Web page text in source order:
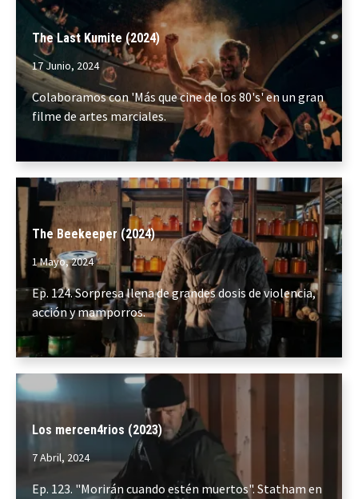
The Last Kumite (2024)
17 Junio, 2024
Colaboramos con 'Más que cine de los 80's' en un gran
filme de artes marciales.
The Beekeeper (2024)
1 Mayo, 2024
Ep. 124. Sorpresa llena de grandes dosis de violencia,
acción y mamporros.
Los mercen4rios (2023)
7 Abril, 2024
Ep. 123. "Morirán cuando estén muertos". Statham en